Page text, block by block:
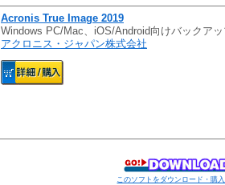
Acronis True Image 2019
Windows PC/Mac、iOS/Android向けバックア
アクロニス・ジャパン株式会社
このソフトをダウンロード・購